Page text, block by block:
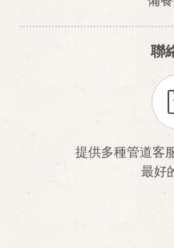
聯
提供多種管道客
最好